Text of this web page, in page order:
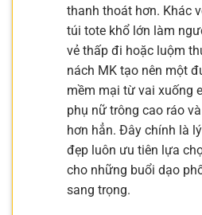
thanh thoát hơn. Khác
túi tote khổ lớn làm
vẻ thấp đi hoặc luộm
nách MK tạo nên một
mềm mại từ vai xuống
phụ nữ trông cao ráo
hơn hẳn. Đây chính là
đẹp luôn ưu tiên lựa
cho những buổi dạo
sang trọng.